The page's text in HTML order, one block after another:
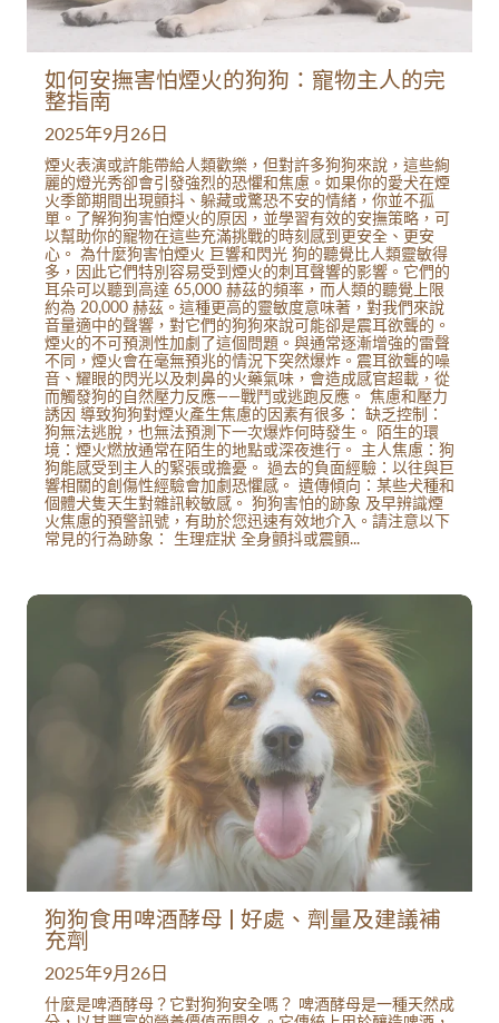
如何安撫害怕煙火的狗狗：寵物主人的完
整指南
2025年9月26日
煙火表演或許能帶給人類歡樂，但對許多狗狗來說，這些絢
麗的燈光秀卻會引發強烈的恐懼和焦慮。如果你的愛犬在煙
火季節期間出現顫抖、躲藏或驚恐不安的情緒，你並不孤
單。了解狗狗害怕煙火的原因，並學習有效的安撫策略，可
以幫助你的寵物在這些充滿挑戰的時刻感到更安全、更安
心。 為什麼狗害怕煙火 巨響和閃光 狗的聽覺比人類靈敏得
多，因此它們特別容易受到煙火的刺耳聲響的影響。它們的
耳朵可以聽到高達 65,000 赫茲的頻率，而人類的聽覺上限
約為 20,000 赫茲。這種更高的靈敏度意味著，對我們來說
音量適中的聲響，對它們的狗狗來說可能卻是震耳欲聾的。
煙火的不可預測性加劇了這個問題。與通常逐漸增強的雷聲
不同，煙火會在毫無預兆的情況下突然爆炸。震耳欲聾的噪
音、耀眼的閃光以及刺鼻的火藥氣味，會造成感官超載，從
而觸發狗的自然壓力反應——戰鬥或逃跑反應。 焦慮和壓力
誘因 導致狗狗對煙火產生焦慮的因素有很多： 缺乏控制：
狗無法逃脫，也無法預測下一次爆炸何時發生。 陌生的環
境：煙火燃放通常在陌生的地點或深夜進行。 主人焦慮：狗
狗能感受到主人的緊張或擔憂。 過去的負面經驗：以往與巨
響相關的創傷性經驗會加劇恐懼感。 遺傳傾向：某些犬種和
個體犬隻天生對雜訊較敏感。 狗狗害怕的跡象 及早辨識煙
火焦慮的預警訊號，有助於您迅速有效地介入。請注意以下
常見的行為跡象： 生理症狀 全身顫抖或震顫...
狗狗食用啤酒酵母 | 好處、劑量及建議補
充劑
2025年9月26日
什麼是啤酒酵母？它對狗狗安全嗎？ 啤酒酵母是一種天然成